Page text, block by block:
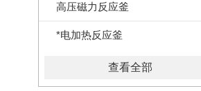
高压磁力反应釜
*电加热反应釜
查看全部